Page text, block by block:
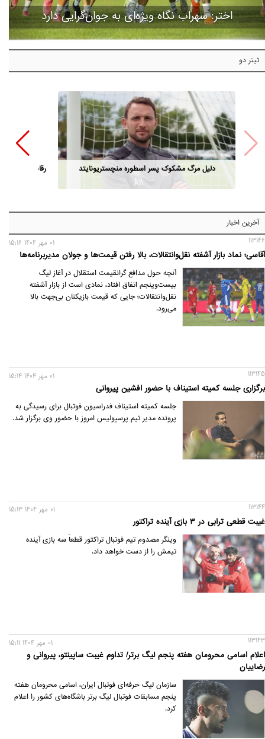
اختر: سهراب نگاه ویژه‌ای به جوان‌گرایی دارد
تیتر دو
دلیل مرگ مشکوک پسر اسطوره منچستریونایتد رقابت مدیران
آخرین اخبار
113146
آقاسی؛ نماد بازار آشفته نقل‌وانتقالات، بالا رفتن قیمت‌ها و جولان مدیربرنامه‌ها
01 مهر 1404 15:16
آنچه حول مدافع گرانقیمت استقلال در آغاز لیگ
بیست‌وپنجم اتفاق افتاد، نمادی است از بازار آشفته
نقل‌وانتقالات؛ جایی که قیمت بازیکنان بی‌جهت بالا
می‌رود.
113145
برگزاری جلسه کمیته استیناف با حضور افشین پیروانی
01 مهر 1404 15:14
جلسه کمیته استیناف فدراسیون فوتبال برای رسیدگی به
پرونده مدیر تیم پرسپولیس امروز با حضور وی برگزار شد.
113144
غیبت قطعی ترابی در ۳ بازی آینده تراکتور
01 مهر 1404 15:13
وینگر مصدوم تیم فوتبال تراکتور قطعاً سه بازی آینده
تیمش را از دست خواهد داد.
113143
اعلام اسامی محرومان هفته پنجم لیگ برتر/ تداوم غیبت ساپینتو، پیروانی و
رضاییان
01 مهر 1404 15:11
سازمان لیگ حرفه‌ای فوتبال ایران، اسامی محرومان هفته
پنجم مسابقات فوتبال لیگ برتر باشگاه‌های کشور را اعلام
کرد.